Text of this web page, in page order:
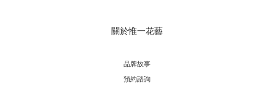
關於惟一花藝
品牌故事
預約諮詢